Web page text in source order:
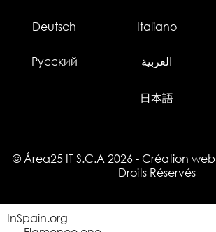
Deutsch Italiano
Русский العربية
日本語
© Área25 IT S.C.A 2026 - Création web
Droits Réservés
InSpain.org